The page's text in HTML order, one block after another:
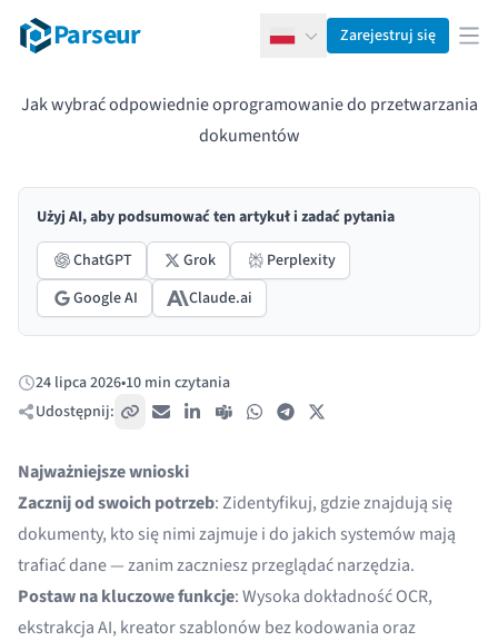
Parseur PolskiZarejestruj się
Jak wybrać odpowiednie oprogramowanie do przetwarzania
dokumentów
Użyj AI, aby podsumować ten artykuł i zadać pytania
ChatGPT
Grok
Perplexity
Google AI
Claude.ai
Opublikowano:
24 lipca 2026•10 min czytania
Udostępnij:
Skopiuj link
E-mail LinkedIn
Teams WhatsAppTelegram
Najważniejsze wnioski
Zacznij od swoich potrzeb: Zidentyfikuj, gdzie znajdują się
dokumenty, kto się nimi zajmuje i do jakich systemów mają
trafiać dane — zanim zaczniesz przeglądać narzędzia.
Postaw na kluczowe funkcje: Wysoka dokładność OCR,
ekstrakcja AI, kreator szablonów bez kodowania oraz